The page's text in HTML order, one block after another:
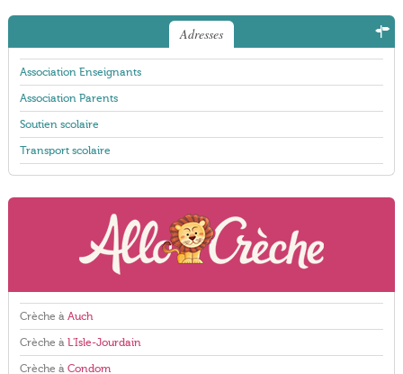
Adresses
Association Enseignants
Association Parents
Soutien scolaire
Transport scolaire
Crèche à Auch
Crèche à L'Isle-Jourdain
Crèche à Condom